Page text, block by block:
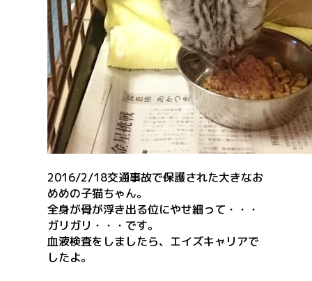
2016/2/18交通事故で保護された大きなお
めめの子猫ちゃん。
全身が骨が浮き出る位にやせ細って・・・
ガリガリ・・・です。
血液検査をしましたら、エイズキャリアで
したよ。